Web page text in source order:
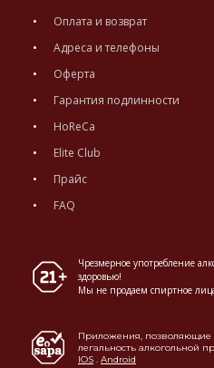
Оплата и возврат
Адреса и телефоны
Оферта
Гарантия подлинности
HoReCa
Elite Club
Прайс
FAQ
Чрезмерное употребление
здоровью!
Мы не продаем спиртное
Приложения, позволяющие
легальность алкогольной
IOS . Android